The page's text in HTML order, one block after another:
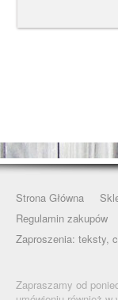
Strona Główna
Regulamin zakupów
Zaproszenia: teksty,
Zapraszamy od